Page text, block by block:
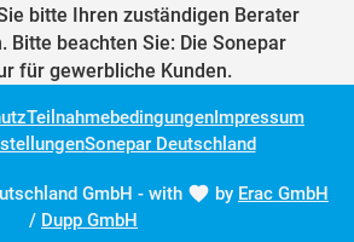
bitte Ihren zuständigen Berater
Bitte beachten Sie: Die Sonepar
für gewerbliche Kunden.
GmbH - with by Erac GmbH
/ Dupp GmbH
TeilnahmebedingungenImpressum
Sonepar Deutschland